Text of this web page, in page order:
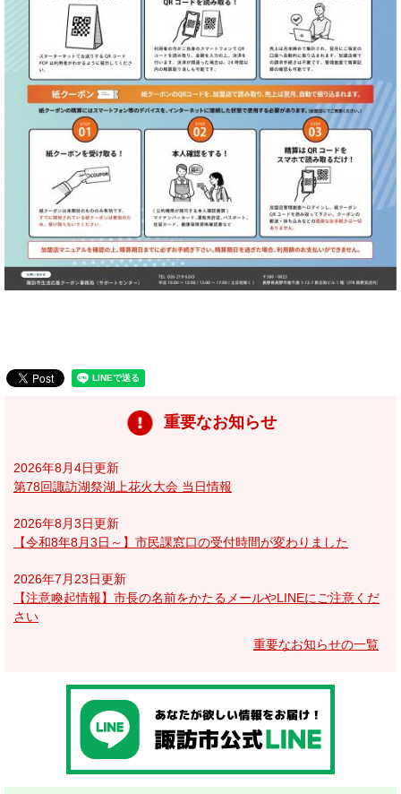
重要なお知らせ
2026年8月4日更新
第78回諏訪湖祭湖上花火大会 当日情報
2026年8月3日更新
【令和8年8月3日～】市民課窓口の受付時間が変わりました
2026年7月23日更新
【注意喚起情報】市長の名前をかたるメールやLINEにご注意くだ
さい
重要なお知らせの一覧